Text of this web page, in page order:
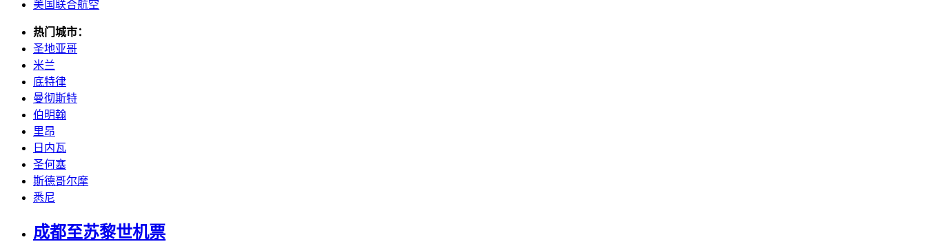
美国联合航空
热门城市：
圣地亚哥
米兰
底特律
曼彻斯特
伯明翰
里昂
日内瓦
圣何塞
斯德哥尔摩
悉尼
成都至苏黎世机票